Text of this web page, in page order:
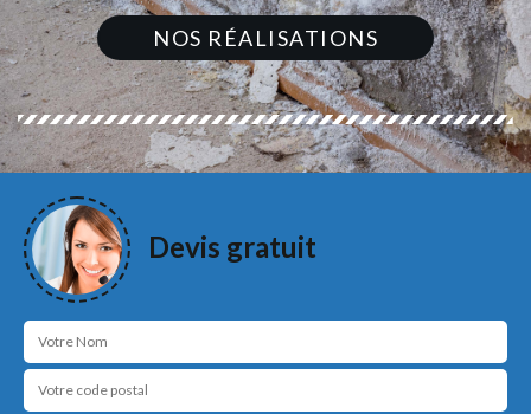
NOS RÉALISATIONS
Devis gratuit